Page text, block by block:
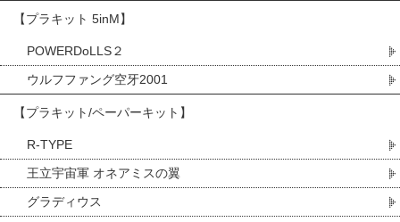
【プラキット 5inM】
POWERDoLLS２
ウルフファング空牙2001
【プラキット/ペーパーキット】
R-TYPE
王立宇宙軍 オネアミスの翼
グラディウス